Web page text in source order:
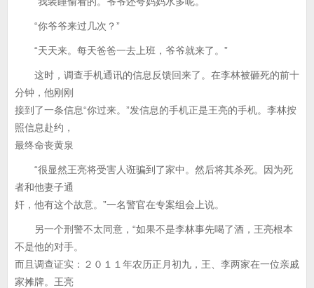
“你爷爷来过几次？”
“天天来。每天爸爸一去上班，爷爷就来了。”
这时，调查手机通讯的信息反馈回来了。在李林被砸死的前十
分钟，他刚刚
接到了一条信息“你过来。”发信息的手机正是王亮的手机。李林按
照信息赴约，
最终命丧黄泉
“很显然王亮将受害人诳骗到了家中。然后将其杀死。因为死
者和他妻子通
奸，他有这个故意。”一名警官在专案组会上说。
另一个刑警不太同意，“如果不是李林事先喝了酒，王亮根本
不是他的对手。
而且调查证实：２０１１年农历正月初九，王、李两家在一位亲戚
家摊牌。王亮